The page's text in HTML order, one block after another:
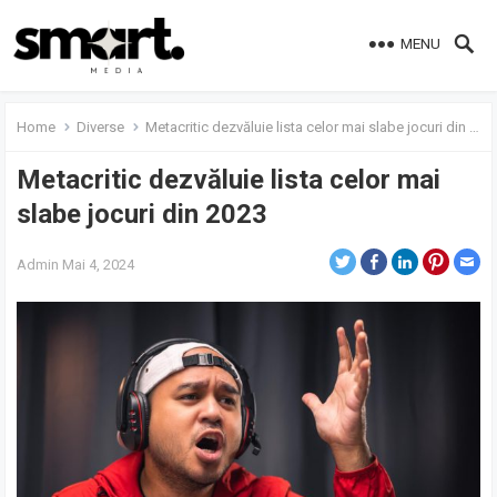
MENU
Home Diverse Metacritic dezvăluie lista celor mai slabe jocuri din 2023
Metacritic dezvăluie lista celor mai
slabe jocuri din 2023
Admin Mai 4, 2024